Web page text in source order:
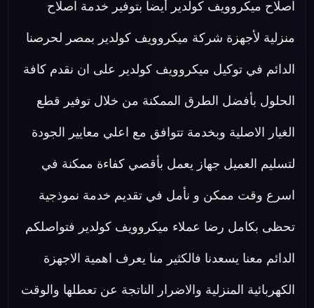
اصلاح ميكروويف كولدير أيضا بتوفير خدمة اصلاح
منزلية لأجهزة شركة ميكروويف كولدير بمصر لحرصنا
الدائم في توكيل ميكروويف كولدير على ان نقدم كافة
الحلول بأفضل الطرق الممكنة من خلال توفير قطع
الغيار الاصلية وبخدمة تتوافق مع اعلي معايير الجودة
لتسليم العميل جهاز يعمل بأقصي كفاءة ممكنة في
اسرع وقت ممكن و نأمل في تقديم خدمة نموذجية
تحظى بكامل رضا عملاء ميكروويف كولدير فتواصلكم
الدائم معنا يسعدنا فالكثير منا يعرف اهمية الاجهزة
الكهربائية المنزلية والاضرار الناتجة عن تعطلها والوقت